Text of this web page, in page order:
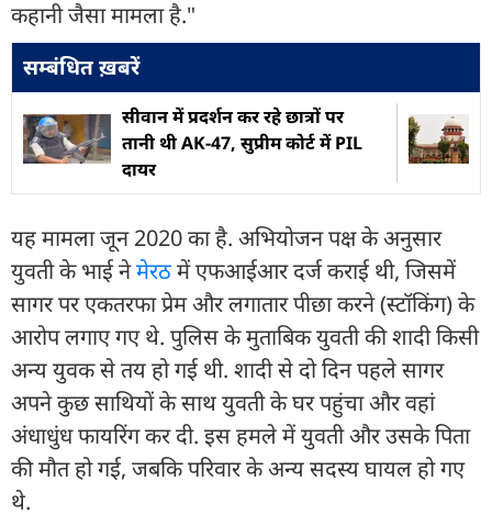
कहानी जैसा मामला है."
सम्बंधित ख़बरें
सीवान में प्रदर्शन कर रहे छात्रों पर
तानी थी AK-47, सुप्रीम कोर्ट में PIL
दायर
यह मामला जून 2020 का है. अभियोजन पक्ष के अनुसार
युवती के भाई नेमेरठमें एफआईआर दर्ज कराई थी, जिसमें
सागर पर एकतरफा प्रेम और लगातार पीछा करने (स्टॉकिंग) के
आरोप लगाए गए थे. पुलिस के मुताबिक युवती की शादी किसी
अन्य युवक से तय हो गई थी. शादी से दो दिन पहले सागर
अपने कुछ साथियों के साथ युवती के घर पहुंचा और वहां
अंधाधुंध फायरिंग कर दी. इस हमले में युवती और उसके पिता
की मौत हो गई, जबकि परिवार के अन्य सदस्य घायल हो गए
थे.